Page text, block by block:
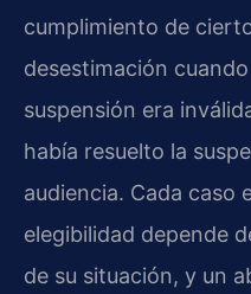
cumplimiento de
desestimación
suspensión era
había resuelto la
audiencia. Cada caso
elegibilidad depende
de su situación, y un